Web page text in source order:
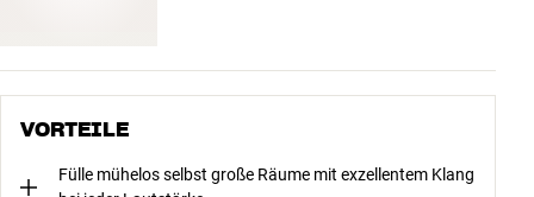
VORTEILE
Fülle mühelos selbst große Räume mit exzellentem Klang